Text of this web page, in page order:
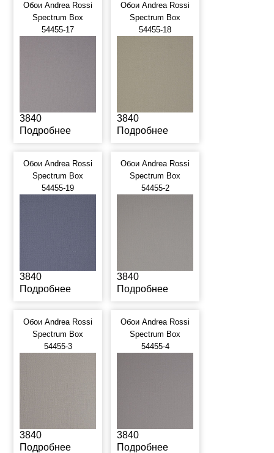
Обои Andrea Rossi
Spectrum Box
54455-17
3840
Подробнее
Обои Andrea Rossi
Spectrum Box
54455-18
3840
Подробнее
Обои Andrea Rossi
Spectrum Box
54455-19
3840
Подробнее
Обои Andrea Rossi
Spectrum Box
54455-2
3840
Подробнее
Обои Andrea Rossi
Spectrum Box
54455-3
3840
Подробнее
Обои Andrea Rossi
Spectrum Box
54455-4
3840
Подробнее